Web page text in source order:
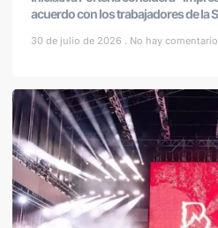
acuerdo con los trabajadores de la
30 de julio de 2026 No hay